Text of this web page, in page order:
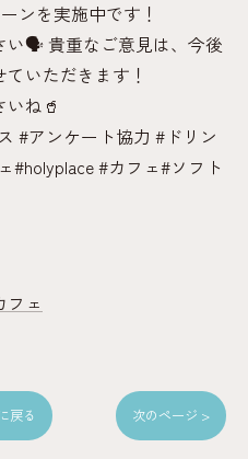
ンを実施中です！
い🗣️ 貴重なご意見は、今後
いただきます！
ね🥤
#アンケート協力 #ドリン
#holyplace #カフェ#ソフト
フェ
戻る 次のページ >